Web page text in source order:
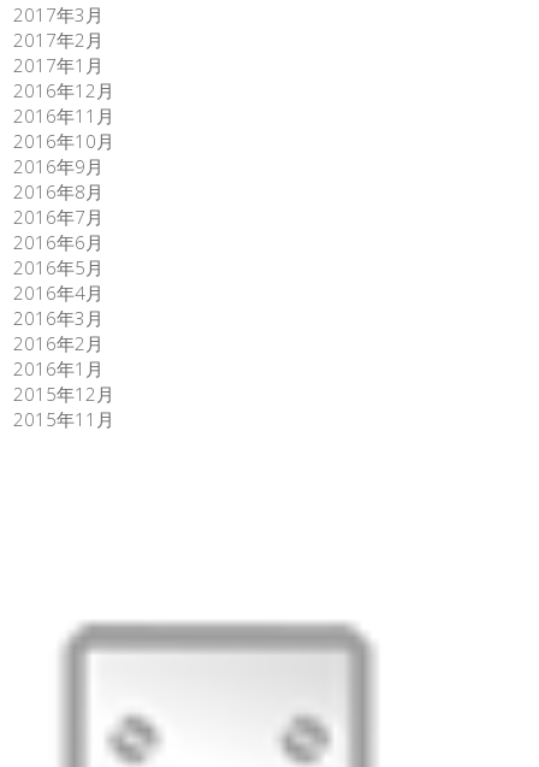
2017年3月
2017年2月
2017年1月
2016年12月
2016年11月
2016年10月
2016年9月
2016年8月
2016年7月
2016年6月
2016年5月
2016年4月
2016年3月
2016年2月
2016年1月
2015年12月
2015年11月